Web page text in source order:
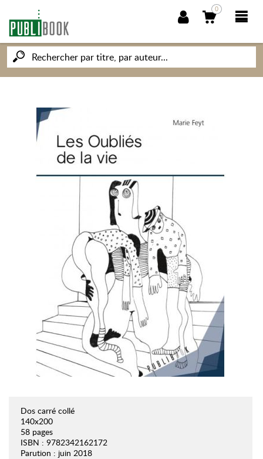
0
NOUVEAUTÉS
SOCIÉTÉ DES ÉCRIVAINS
MON PETIT ÉDITEUR
Dos carré collé
140x200
58 pages
ISBN : 9782342162172
Parution : juin 2018